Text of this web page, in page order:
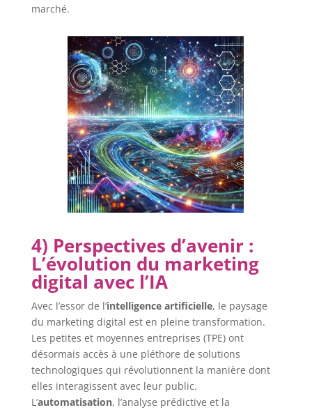
marché.
4) Perspectives d’avenir :
L’évolution du marketing
digital avec l’IA
Avec l’essor de l’intelligence artificielle, le paysage
du marketing digital est en pleine transformation.
Les petites et moyennes entreprises (TPE) ont
désormais accès à une pléthore de solutions
technologiques qui révolutionnent la manière dont
elles interagissent avec leur public.
L’automatisation, l’analyse prédictive et la